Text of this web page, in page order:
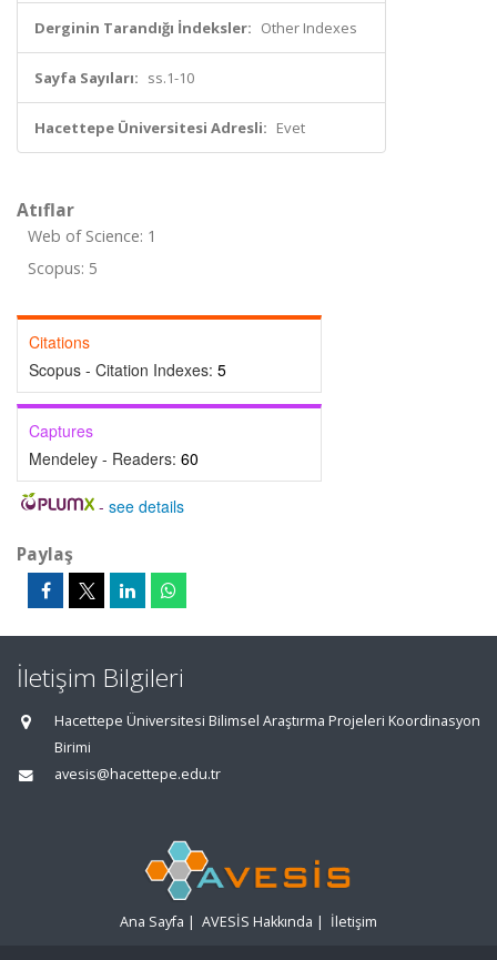
Derginin Tarandığı İndeksler: Other Indexes
Sayfa Sayıları: ss.1-10
Hacettepe Üniversitesi Adresli: Evet
Atıflar
Web of Science: 1
Scopus: 5
Citations
Scopus - Citation Indexes: 5
Captures
Mendeley - Readers: 60
- see details
Paylaş
İletişim Bilgileri
Hacettepe Üniversitesi Bilimsel Araştırma Projeleri Koordinasyon
Birimi
avesis@hacettepe.edu.tr
Ana Sayfa | AVESİS Hakkında | İletişim